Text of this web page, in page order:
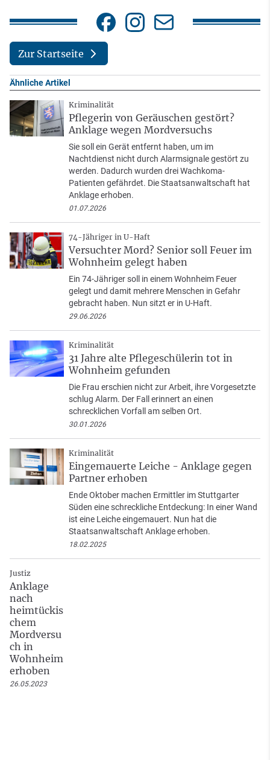
Zur Startseite
Ähnliche Artikel
Kriminalität
Pflegerin von Geräuschen gestört?
Anklage wegen Mordversuchs
Sie soll ein Gerät entfernt haben, um im
Nachtdienst nicht durch Alarmsignale gestört zu
werden. Dadurch wurden drei Wachkoma-
Patienten gefährdet. Die Staatsanwaltschaft hat
Anklage erhoben.
01.07.2026
74-Jähriger in U-Haft
Versuchter Mord? Senior soll Feuer im
Wohnheim gelegt haben
Ein 74-Jähriger soll in einem Wohnheim Feuer
gelegt und damit mehrere Menschen in Gefahr
gebracht haben. Nun sitzt er in U-Haft.
29.06.2026
Kriminalität
31 Jahre alte Pflegeschülerin tot in
Wohnheim gefunden
Die Frau erschien nicht zur Arbeit, ihre Vorgesetzte
schlug Alarm. Der Fall erinnert an einen
schrecklichen Vorfall am selben Ort.
30.01.2026
Kriminalität
Eingemauerte Leiche - Anklage gegen
Partner erhoben
Ende Oktober machen Ermittler im Stuttgarter
Süden eine schreckliche Entdeckung: In einer Wand
ist eine Leiche eingemauert. Nun hat die
Staatsanwaltschaft Anklage erhoben.
18.02.2025
Justiz
Anklage
nach
heimtückis
chem
Mordversu
ch in
Wohnheim
erhoben
26.05.2023